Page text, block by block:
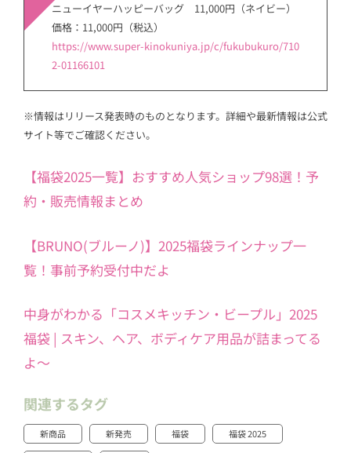
ニューイヤーハッピーバッグ 11,000円（ネイビー）
価格：11,000円（税込）
https://www.super-kinokuniya.jp/c/fukubukuro/710
2-01166101
※情報はリリース発表時のものとなります。詳細や最新情報は公式
サイト等でご確認ください。
【福袋2025一覧】おすすめ人気ショップ98選！予
約・販売情報まとめ
【BRUNO(ブルーノ)】2025福袋ラインナップ一
覧！事前予約受付中だよ
中身がわかる「コスメキッチン・ビープル」2025
福袋 | スキン、ヘア、ボディケア用品が詰まってる
よ～
関連するタグ
新商品 新発売 福袋 福袋 2025